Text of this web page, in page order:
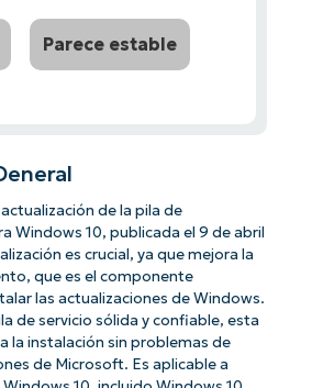
Parece estable
de la pila de
Windows 10, publicada el 9 de abril
es crucial, ya que mejora la
que es el componente
las actualizaciones de Windows.
de servicio sólida y confiable, esta
la instalación sin problemas de
de Microsoft. Es aplicable a